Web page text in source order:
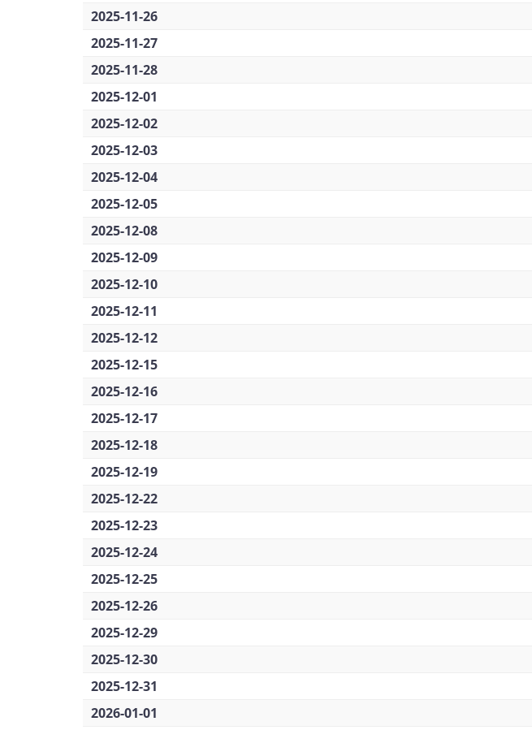
2025-11-26
2025-11-27
2025-11-28
2025-12-01
2025-12-02
2025-12-03
2025-12-04
2025-12-05
2025-12-08
2025-12-09
2025-12-10
2025-12-11
2025-12-12
2025-12-15
2025-12-16
2025-12-17
2025-12-18
2025-12-19
2025-12-22
2025-12-23
2025-12-24
2025-12-25
2025-12-26
2025-12-29
2025-12-30
2025-12-31
2026-01-01